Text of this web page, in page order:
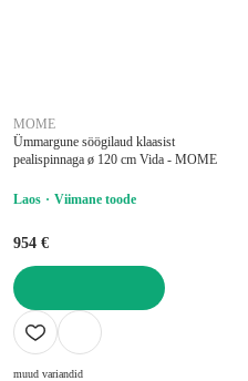
MOME
Ümmargune söögilaud klaasist
pealispinnaga ø 120 cm Vida - MOME
Laos Viimane toode
954 €
LISA OSTUKORVI
muud variandid